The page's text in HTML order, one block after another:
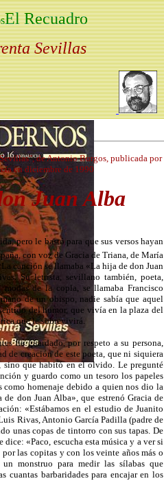
El Recuadro
Sevillas
de Antonio Burgos, publicada por
en diciembre de 1990
Juan Alba
pero le bastó para que sus versos hayan
con voz de Gracia de Triana, de María
canción se llamaba «La hija de don Juan
Su letrista, sevillano también, poeta,
de la copla, se llamaba Francisco
de un obispo, nadie sabía que aquel
del humor, que vivía en la plaza del
que le sobrevivirá.
he guardado, por respeto a su persona,
de creación de este poeta, que ni siquiera
sino que habitó en el olvido. Le pregunté
y guardo como un tesoro los papeles
como homenaje debido a quien nos dio la
don Juan Alba», que estrenó Gracia de
«Estábamos en el estudio de Juanito
Rivas, Antonio García Padilla (padre de
unas copas de tintorro con sus tapas. De
«Paco, escucha esta música y a ver si
las copitas y con los veinte años más o
monstruo para medir las sílabas que
cuantas barbaridades para encajar en los